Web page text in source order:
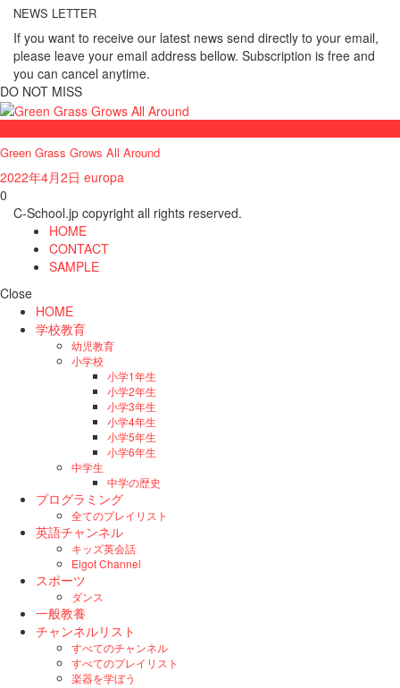
NEWS LETTER
If you want to receive our latest news send directly to your email,
please leave your email address bellow. Subscription is free and
you can cancel anytime.
DO NOT MISS
Green Grass Grows All Around
2022年4月2日 europa
0
C-School.jp copyright all rights reserved.
HOME
CONTACT
SAMPLE
Close
HOME
学校教育
幼児教育
小学校
小学1年生
小学2年生
小学3年生
小学4年生
小学5年生
小学6年生
中学生
中学の歴史
プログラミング
全てのプレイリスト
英語チャンネル
キッズ英会話
Eigot Channel
スポーツ
ダンス
一般教養
チャンネルリスト
すべてのチャンネル
すべてのプレイリスト
楽器を学ぼう